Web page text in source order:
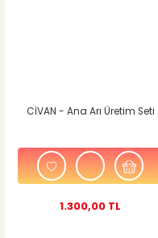
CİVAN - Ana Arı Üretim Seti
1.300,00 TL